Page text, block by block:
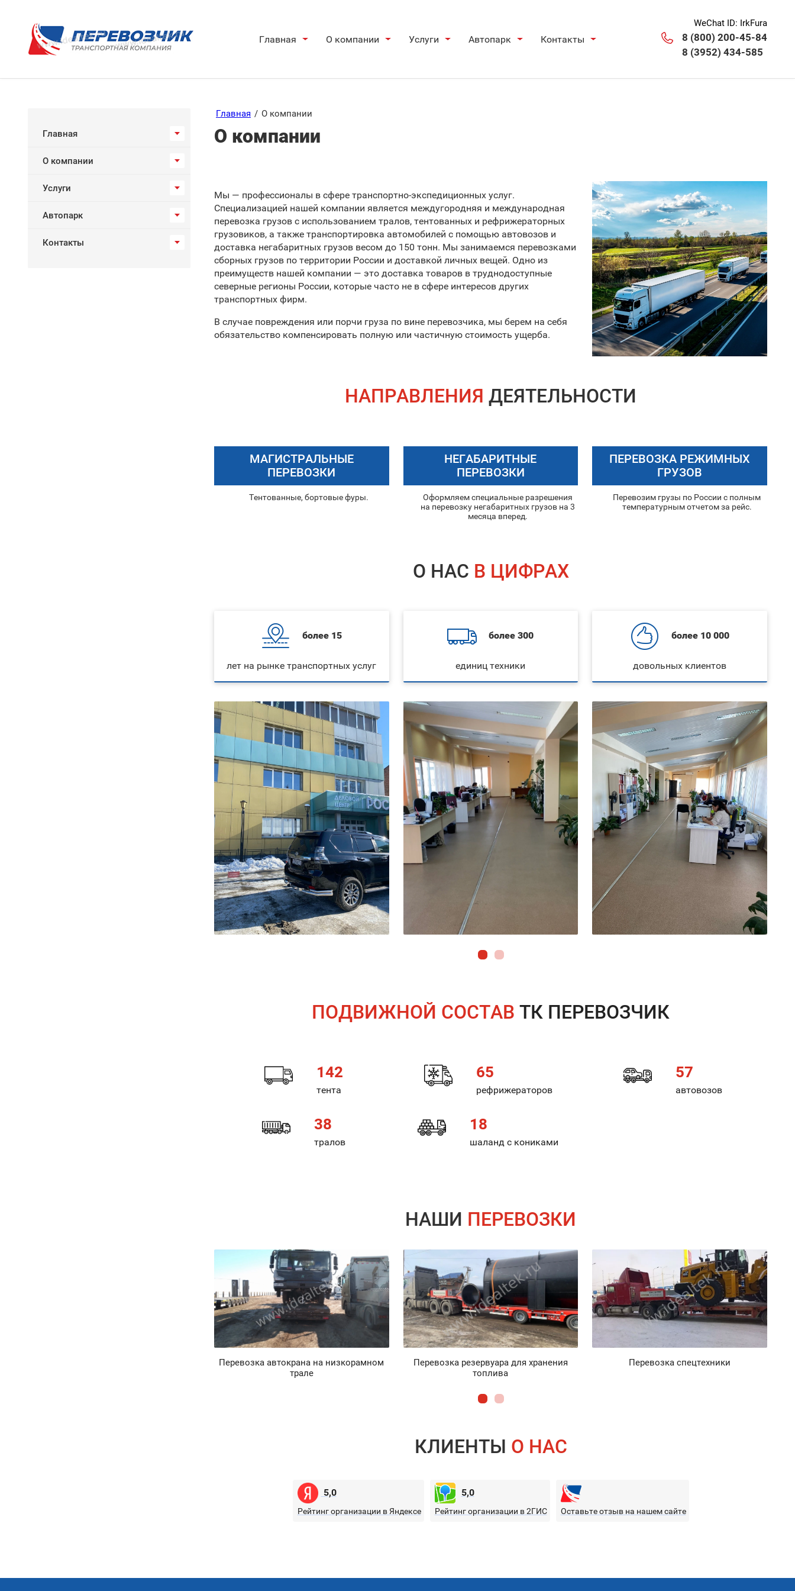
Главная О компании Услуги Автопарк Контакты
WeChat ID: IrkFura
8 (800) 200-45-84
8 (3952) 434-585
Главная
О компании
Услуги
Автопарк
Контакты
Главная / О компании
О компании
Мы — профессионалы в сфере транспортно-экспедиционных услуг.
Специализацией нашей компании является междугородняя и международная
перевозка грузов с использованием тралов, тентованных и рефрижераторных
грузовиков, а также транспортировка автомобилей с помощью автовозов и
доставка негабаритных грузов весом до 150 тонн. Мы занимаемся перевозками
сборных грузов по территории России и доставкой личных вещей. Одно из
преимуществ нашей компании — это доставка товаров в труднодоступные
северные регионы России, которые часто не в сфере интересов других
транспортных фирм.
В случае повреждения или порчи груза по вине перевозчика, мы берем на себя
обязательство компенсировать полную или частичную стоимость ущерба.
НАПРАВЛЕНИЯ ДЕЯТЕЛЬНОСТИ
МАГИСТРАЛЬНЫЕ
ПЕРЕВОЗКИ
Тентованные, бортовые фуры.
НЕГАБАРИТНЫЕ
ПЕРЕВОЗКИ
Оформляем специальные разрешения
на перевозку негабаритных грузов на 3
месяца вперед.
ПЕРЕВОЗКА РЕЖИМНЫХ
ГРУЗОВ
Перевозим грузы по России с полным
температурным отчетом за рейс.
О НАС В ЦИФРАХ
более 15
лет на рынке транспортных услуг
более 300
единиц техники
более 10 000
довольных клиентов
ПОДВИЖНОЙ СОСТАВ ТК ПЕРЕВОЗЧИК
142
тента
65
рефрижераторов
57
автовозов
38
тралов
18
шаланд с кониками
НАШИ ПЕРЕВОЗКИ
Перевозка автокрана на низкорамном
трале
Перевозка резервуара для хранения
топлива
Перевозка спецтехники
КЛИЕНТЫ О НАС
5,0
Рейтинг организации в Яндексе
5,0
Рейтинг организации в 2ГИС Оставьте отзыв на нашем сайте